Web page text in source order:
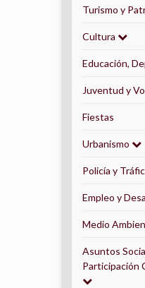
Turismo y
Cultura
Educación,
Juventud y
Fiestas
Urbanismo
Policía y
Empleo y
Medio
Asuntos
Participación